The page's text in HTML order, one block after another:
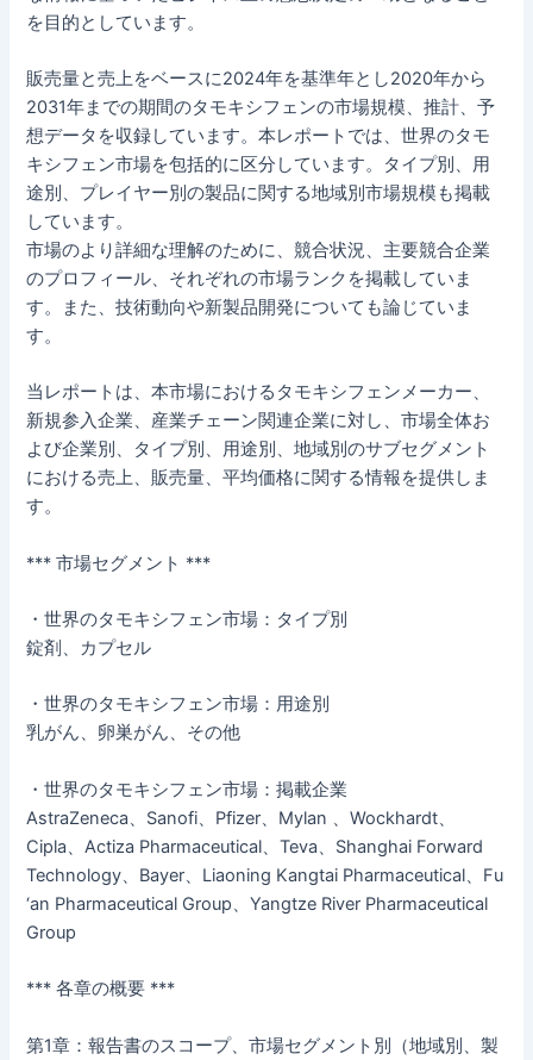
を目的としています。
販売量と売上をベースに2024年を基準年とし2020年から
2031年までの期間のタモキシフェンの市場規模、推計、予
想データを収録しています。本レポートでは、世界のタモ
キシフェン市場を包括的に区分しています。タイプ別、用
途別、プレイヤー別の製品に関する地域別市場規模も掲載
しています。
市場のより詳細な理解のために、競合状況、主要競合企業
のプロフィール、それぞれの市場ランクを掲載していま
す。また、技術動向や新製品開発についても論じていま
す。
当レポートは、本市場におけるタモキシフェンメーカー、
新規参入企業、産業チェーン関連企業に対し、市場全体お
よび企業別、タイプ別、用途別、地域別のサブセグメント
における売上、販売量、平均価格に関する情報を提供しま
す。
*** 市場セグメント ***
・世界のタモキシフェン市場：タイプ別
錠剤、カプセル
・世界のタモキシフェン市場：用途別
乳がん、卵巣がん、その他
・世界のタモキシフェン市場：掲載企業
AstraZeneca、Sanofi、Pfizer、Mylan 、Wockhardt、
Cipla、Actiza Pharmaceutical、Teva、Shanghai Forward
Technology、Bayer、Liaoning Kangtai Pharmaceutical、Fu
‘an Pharmaceutical Group、Yangtze River Pharmaceutical
Group
*** 各章の概要 ***
第1章：報告書のスコープ、市場セグメント別（地域別、製